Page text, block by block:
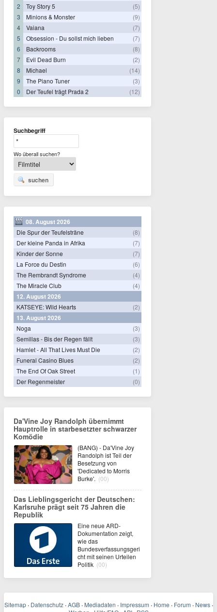
2
Toy Story 5
(5)
3
Minions & Monster
(9)
4
Vaiana
(7)
5
Obsession - Du sollst mich lieben
(7)
6
Backrooms
(8)
7
Evil Dead Burn
(2)
8
Michael
(14)
9
The Piano Tuner
(3)
0
Der Teufel trägt Prada 2 (12)
Suchbegriff
Wo überall suchen?
suchen
08. August 2026
Die Spur der Teufelsträne
(8)
Der kleine Panda in Afrika
(7)
Kinder der Sonne
(7)
La Force du Destin
(6)
The Rembrandt Syndrome
(4)
The Miracle Club
(4)
12. August 2026
KATSEYE: Wild Hearts (2)
13. August 2026
Noga
(3)
Semillas - Bis der Regen fällt
(3)
Hamlet - All That Lives Must Die
(2)
Funeral Casino Blues
(2)
The End Of Oak Street
(1)
Der Regenmeister
(0)
Da'Vine Joy Randolph übernimmt
Hauptrolle in starbesetzter schwarzer
Komödie
(BANG) - Da'Vine Joy
Randolph ist Teil der
Besetzung von
'Dedicated to Morris
Burke'. (00)
Das Lieblingsgericht der Deutschen:
Karlsruhe prägt seit 75 Jahren die
Republik
Eine neue ARD-
Dokumentation zeigt,
wie das
Bundesverfassungsgeri
cht mit seinen Urteilen
Politik (00)
Sitemap · Datenschutz · AGB · Mediadaten · Impressum · Home · Forum · News ·